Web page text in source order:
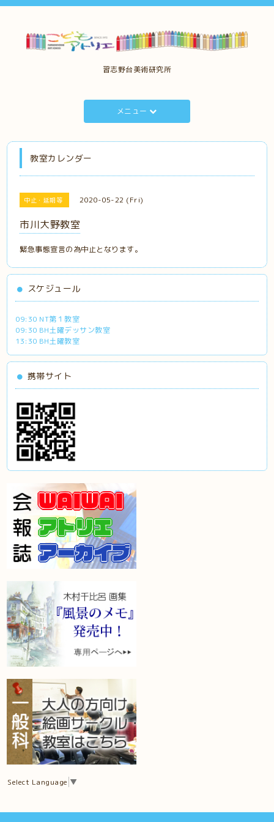
習志野台美術研究所
メニュー
教室カレンダー
中止・延期等 2020-05-22 (Fri)
市川大野教室
緊急事態宣言の為中止となります。
スケジュール
09:30 NT第１教室
09:30 BH土曜デッサン教室
13:30 BH土曜教室
携帯サイト
Select Language ▼